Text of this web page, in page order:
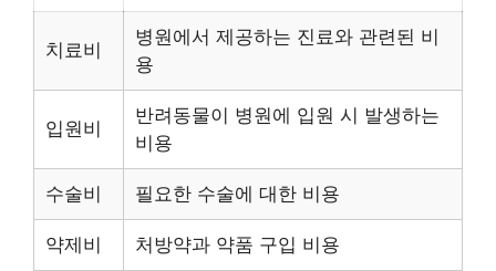
치료비
병원에서 제공하는 진료와 관련된 비
용
입원비
반려동물이 병원에 입원 시 발생하는
비용
수술비 필요한 수술에 대한 비용
약제비 처방약과 약품 구입 비용